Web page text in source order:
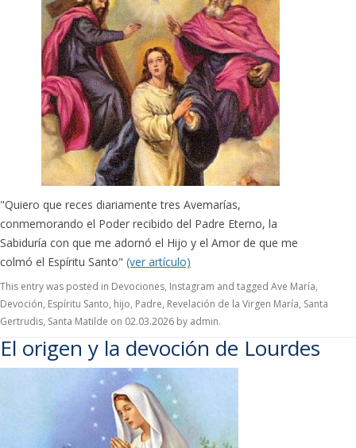
"Quiero que reces diariamente tres Avemarías,
conmemorando el Poder recibido del Padre Eterno, la
Sabiduría con que me adornó el Hijo y el Amor de que me
colmó el Espíritu Santo" (ver artículo)
This entry was posted in Devociones, Instagram and tagged Ave María,
Devoción, Espíritu Santo, hijo, Padre, Revelación de la Virgen María, Santa
Gertrudis, Santa Matilde on 02.03.2026 by admin.
El origen y la devoción de Lourdes